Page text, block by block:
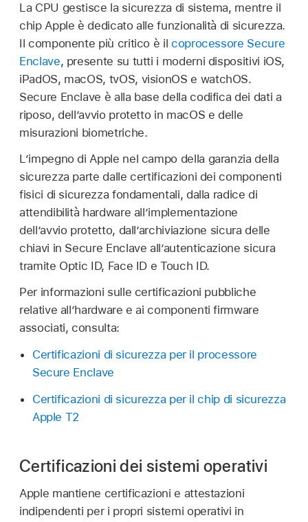
La CPU gestisce la sicurezza di sistema, mentre il
chip Apple è dedicato alle funzionalità di sicurezza.
Il componente più critico è il coprocessore Secure
Enclave, presente su tutti i moderni dispositivi iOS,
iPadOS, macOS, tvOS, visionOS e watchOS.
Secure Enclave è alla base della codifica dei dati a
riposo, dell’avvio protetto in macOS e delle
misurazioni biometriche.
L’impegno di Apple nel campo della garanzia della
sicurezza parte dalle certificazioni dei componenti
fisici di sicurezza fondamentali, dalla radice di
attendibilità hardware all’implementazione
dell’avvio protetto, dall’archiviazione sicura delle
chiavi in Secure Enclave all’autenticazione sicura
tramite Optic ID, Face ID eTouch ID.
Per informazioni sulle certificazioni pubbliche
relative all’hardware e ai componenti firmware
associati, consulta:
Certificazioni di sicurezza per il processore
Secure Enclave
Certificazioni di sicurezza per il chip di sicurezza
Apple T2
Certificazioni dei sistemi operativi
Apple mantiene certificazioni e attestazioni
indipendenti per i propri sistemi operativi in